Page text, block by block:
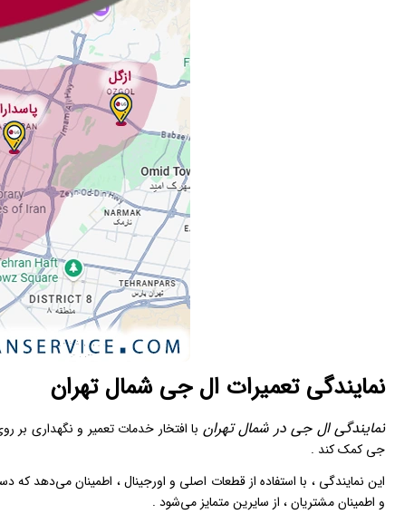
نمایندگی تعمیرات ال جی شمال تهران
نمایندگی ال جی در شمال تهران با افتخار خدمات تعمیر و نگهداری بر
جی کمک کند .
این نمایندگی ، با استفاده از قطعات اصلی و اورجینال ، اطمینان می‌دهد
و اطمینان مشتریان ، از سایرین متمایز می‌شود .